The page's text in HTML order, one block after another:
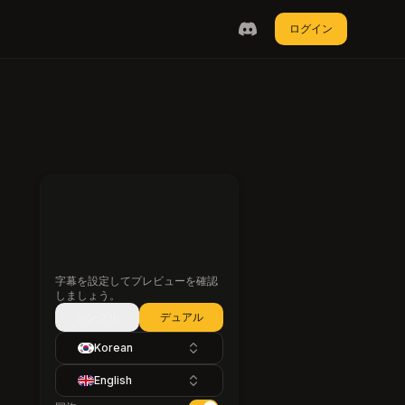
ログイン
字幕を設定してプレビューを確認
しましょう。
デュアル
Korean
English